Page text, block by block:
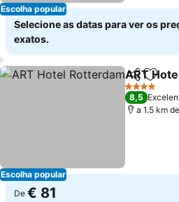
Escolha popular
Selecione as datas para ver os
exatos.
Escolha popular
Partilhar
ART
4 Estrelas
8,5
a 1.5 km
De € 81